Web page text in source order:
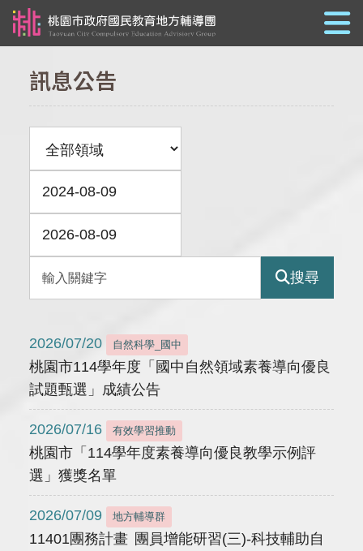
訊息公告
搜尋
2026/07/20 自然科學_國中
桃園市114學年度「國中自然領域素養導向優良
試題甄選」成績公告
2026/07/16 有效學習推動
桃園市「114學年度素養導向優良教學示例評
選」獲獎名單
2026/07/09 地方輔導群
11401團務計畫 團員增能研習(三)-科技輔助自